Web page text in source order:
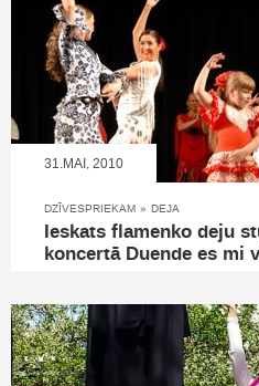
31.MAI, 2010
DZĪVESPRIEKAM » DEJA
Ieskats flamenko deju
koncertā Duende es mi